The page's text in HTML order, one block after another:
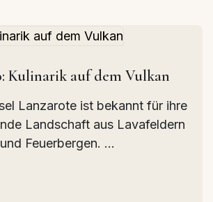
Kulinarik auf dem Vulkan
Lanzarote ist bekannt für ihre
Landschaft aus Lavafeldern
und Feuerbergen. ...